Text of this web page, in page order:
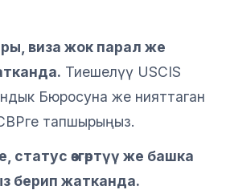
виза жок парал же
Тиешелүү USCIS
Бюросуна же нияттаган
тапшырыңыз.
өзгөртүү же башка
берип жатканда.